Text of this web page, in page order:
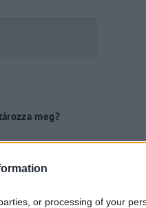
or processing of your
meg?